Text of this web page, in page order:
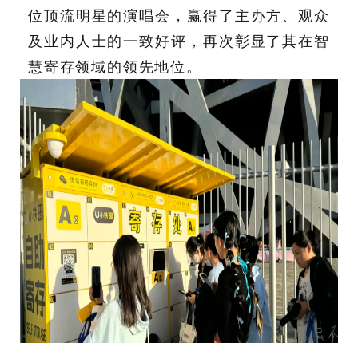
位顶流明星的演唱会，赢得了主办方、观众
及业内人士的一致好评，再次彰显了其在智
慧寄存领域的领先地位。